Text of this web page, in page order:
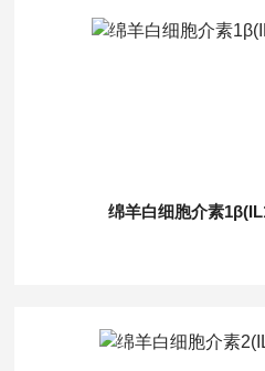
绵羊白细胞介素